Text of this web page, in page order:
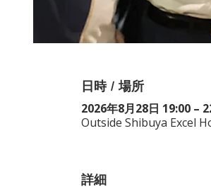
日時 / 場所
2026年8月28日 19:00 –
Outside Shibuya Excel
詳細